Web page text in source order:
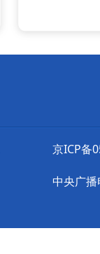
京ICP备
中央广